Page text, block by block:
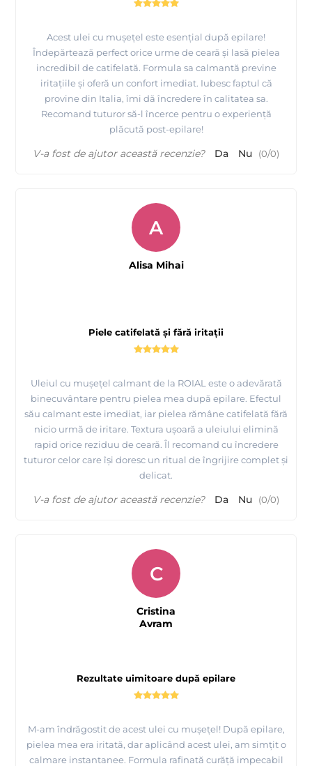
Acest ulei cu mușețel este esențial după epilare!
Îndepărtează perfect orice urme de ceară și lasă pielea
incredibil de catifelată. Formula sa calmantă previne
iritațiile și oferă un confort imediat. Iubesc faptul că
provine din Italia, îmi dă încredere în calitatea sa.
Recomand tuturor să-l încerce pentru o experiență
plăcută post-epilare!
V-a fost de ajutor această recenzie? Da Nu (0/0)
Piele catifelată și fără iritații
Uleiul cu mușețel calmant de la ROIAL este o adevărată
binecuvântare pentru pielea mea după epilare. Efectul
său calmant este imediat, iar pielea rămâne catifelată fără
nicio urmă de iritare. Textura ușoară a uleiului elimină
rapid orice reziduu de ceară. Îl recomand cu încredere
tuturor celor care își doresc un ritual de îngrijire complet și
delicat.
A
Alisa Mihai
V-a fost de ajutor această recenzie? Da Nu (0/0)
Rezultate uimitoare după epilare
M-am îndrăgostit de acest ulei cu mușețel! După epilare,
pielea mea era iritată, dar aplicând acest ulei, am simțit o
calmare instantanee. Formula rafinată curăță impecabil
C
Cristina
Avram